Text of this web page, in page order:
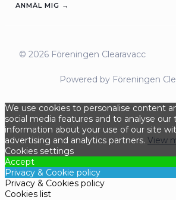
ANMÄL MIG →
© 2026 Föreningen Clearavacc
Powered by Föreningen
We use cookies to personalise content
social media features and to analyse our
information about your use of our site
advertising and analytics partners. View
Cookies settings
Accept
Privacy & Cookie policy
Privacy & Cookies policy
Cookies list